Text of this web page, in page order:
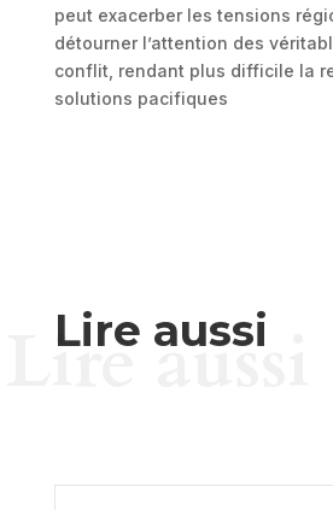
peut exacerber les tensions
détourner l’attention des
conflit, rendant plus difficile la
solutions pacifiques
Lire aussi
Lire aussi